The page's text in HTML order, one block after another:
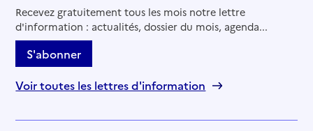
Recevez gratuitement tous les mois notre lettre
d'information : actualités, dossier du mois, agenda...
S'abonner
Voir toutes les lettres d'information